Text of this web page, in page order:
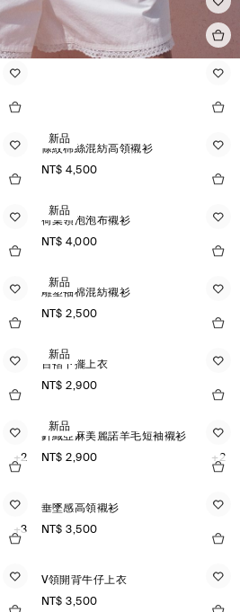
新品
條紋棉絲混紡高領襯衫
NT$ 4,500
新品
荷葉領泡泡布襯衫
NT$ 4,000
新品
雕塑袖棉混紡襯衫
NT$ 2,500
新品
百褶下擺上衣
NT$ 2,900
+2
新品
針織亞麻美麗諾羊毛短袖襯衫
NT$ 2,900
+2
+3
垂墜感高領襯衫
NT$ 3,500
V領開背牛仔上衣
NT$ 3,500